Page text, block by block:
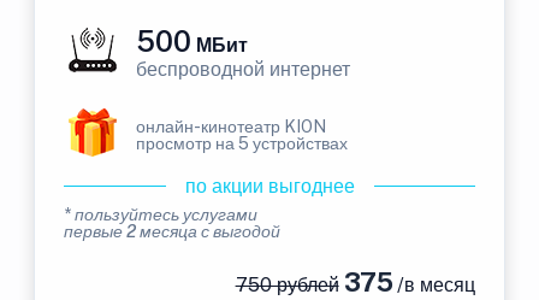
500 МБит
беспроводной интернет
онлайн-кинотеатр KION
просмотр на 5 устройствах
по акции выгоднее
* пользуйтесь услугами
первые 2 месяца с выгодой
750 рублей375 /в месяц